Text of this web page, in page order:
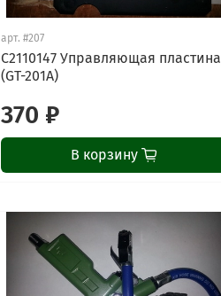
арт.#207
C2110147 Управляющая пластина
(GT-201A)
370 ₽
В корзину